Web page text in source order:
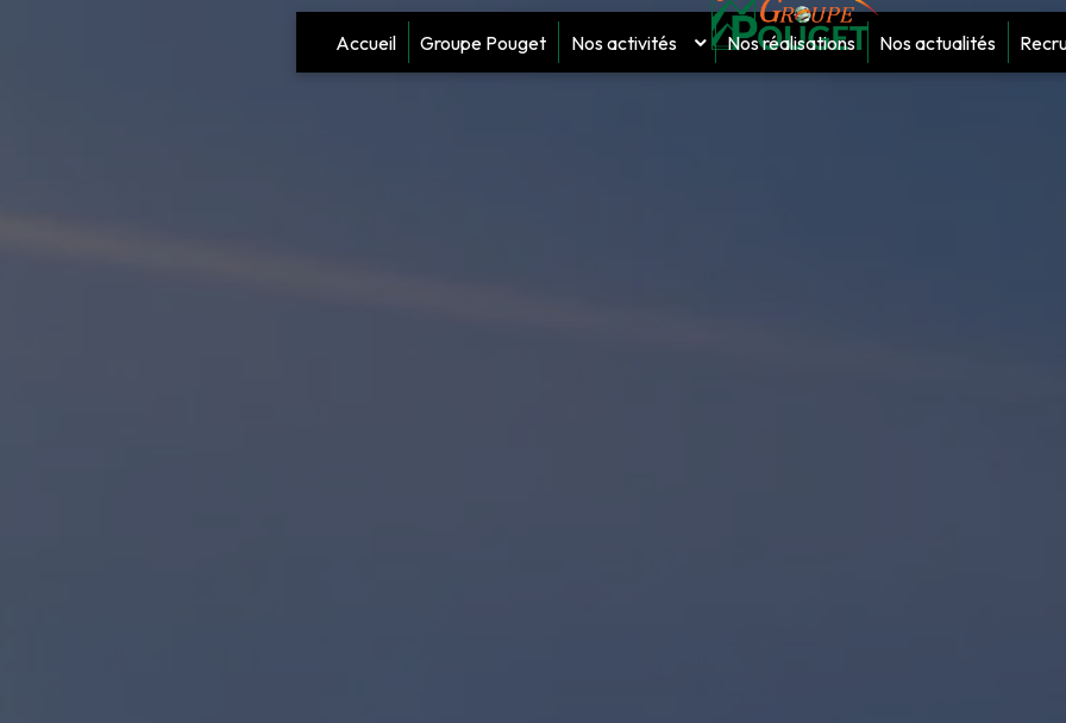
Accueil Groupe Pouget Nos activités Nos réalisations Nos actualités